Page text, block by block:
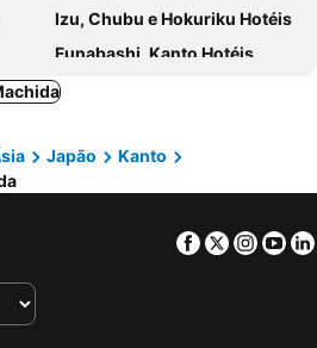
Nippori Station
Izu, Chubu e Hokuriku Hotéis
Funabashi, Kanto Hotéis
Odawara, Kanto Hotéis
Kawaguchi, Kanto Hotéis
Sagamihara, Kanto Hotéis
Matsushima, Tohoku Hotéis
Japão
Kanto
Facebook
Twitter